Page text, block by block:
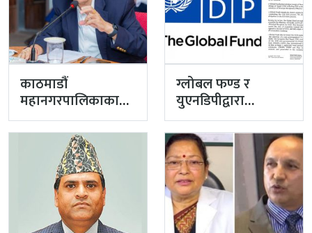
काठमाडौं
महानगरपालिकाका
प्रमुख प्रशासकीय
अधिकृत गुरागाईं घर
ग्लोबल फण्ड र
युएनडिपीद्वारा
सरकारको
पारदर्शितामाथि नांगो
प्रहार, नियमविपरीत
विवादास्पद…